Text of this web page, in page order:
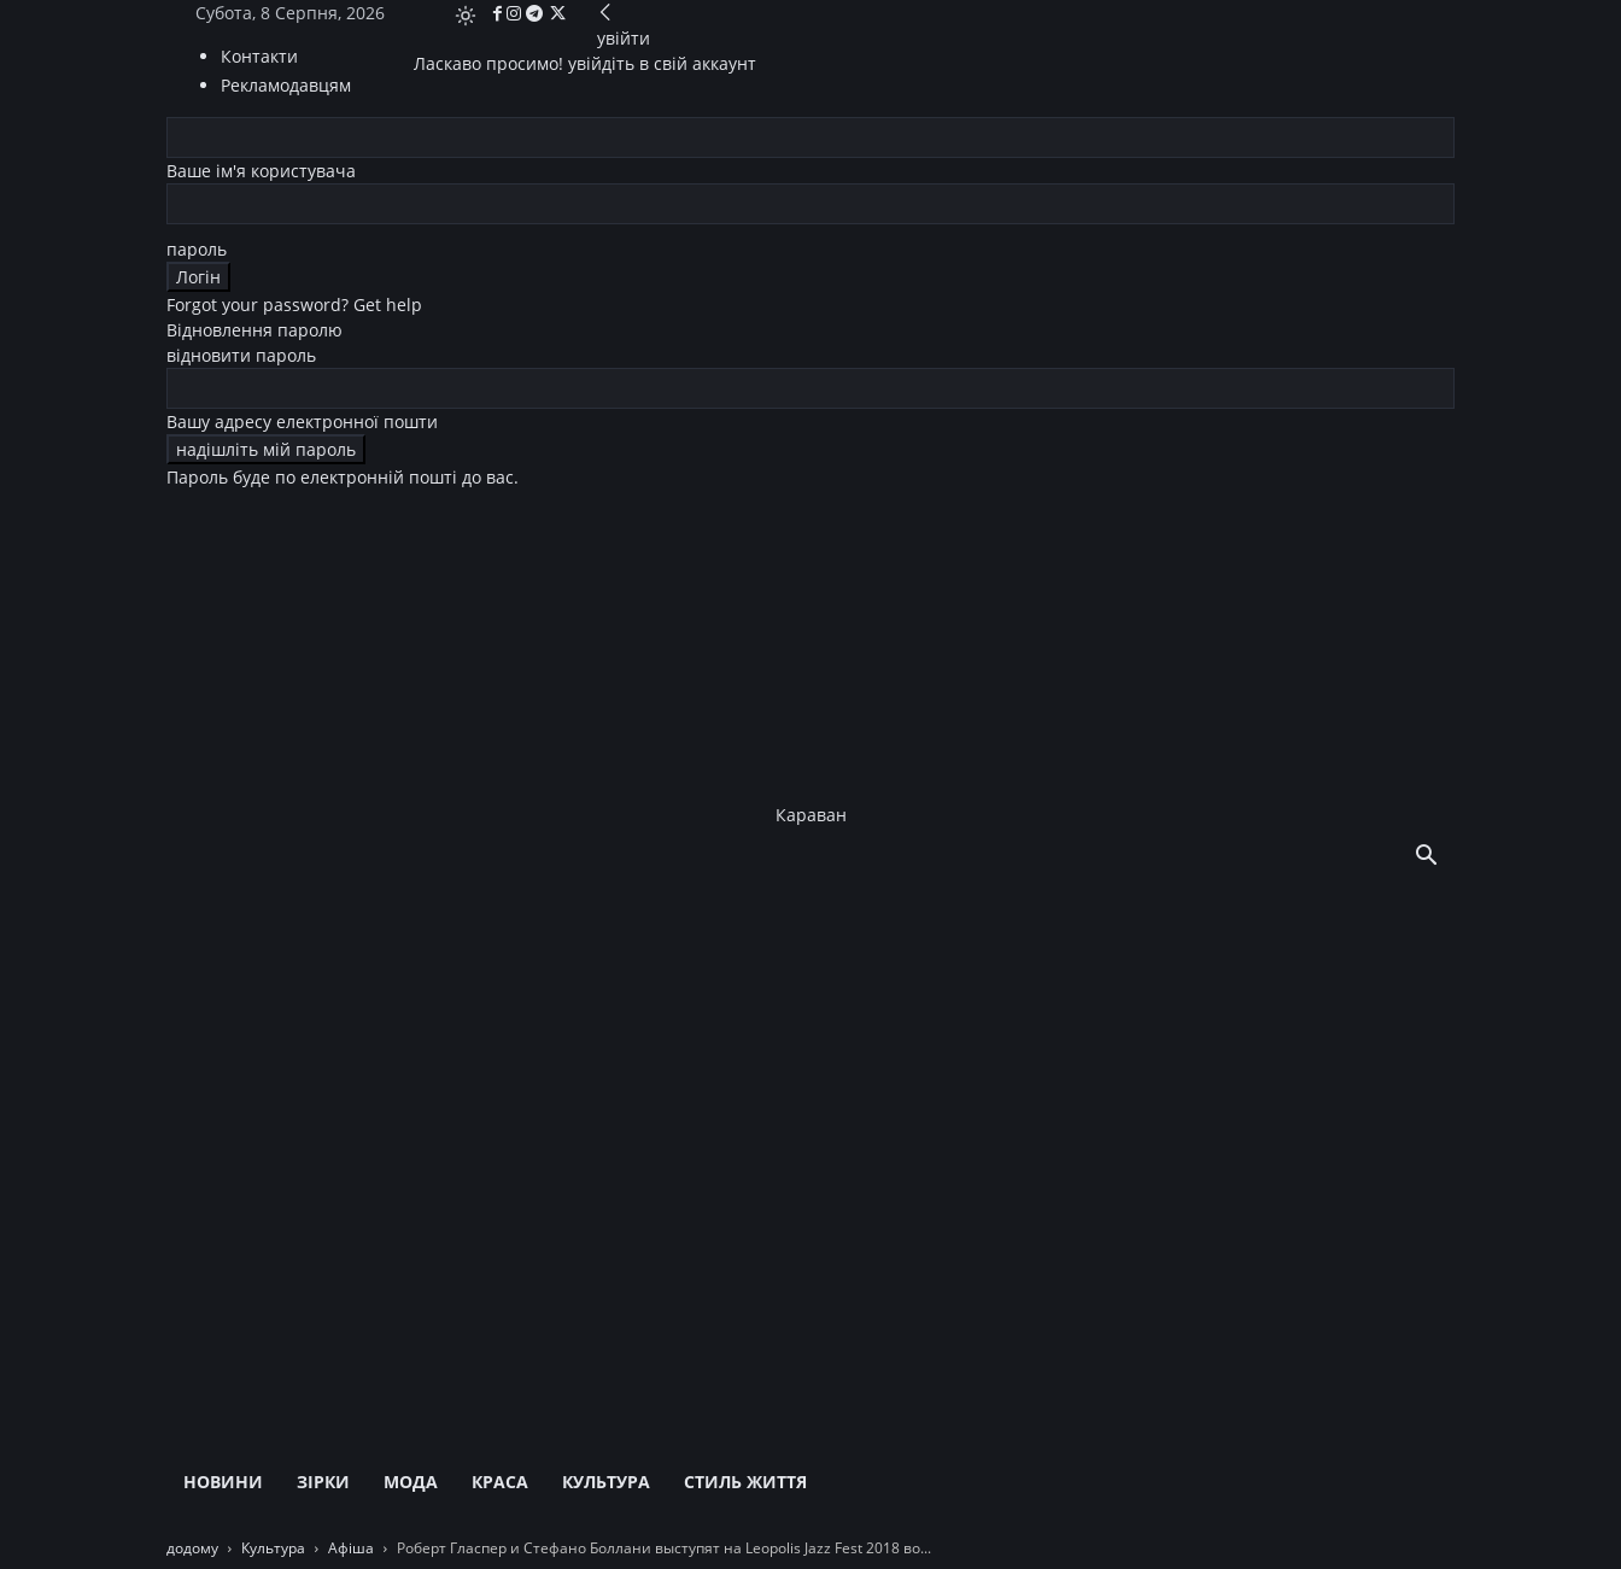
Субота, 8 Серпня, 2026
Контакти
Рекламодавцям
увійти
Ласкаво просимо! увійдіть в свій аккаунт
Ваше ім'я користувача
пароль
Forgot your password? Get help
Відновлення паролю
відновити пароль
Вашу адресу електронної пошти
Пароль буде по електронній пошті до вас.
Караван
НОВИНИ ЗІРКИ МОДА КРАСА КУЛЬТУРА СТИЛЬ ЖИТТЯ
додому Культура Афіша Роберт Гласпер и Стефано Боллани выступят на Leopolis Jazz Fest 2018 во...